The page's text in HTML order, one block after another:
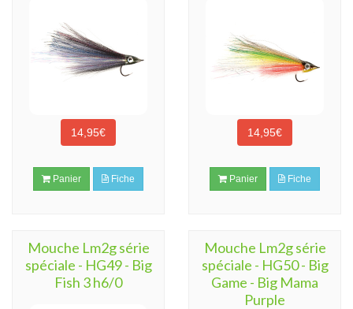
14,95€
Panier Fiche
14,95€
Panier Fiche
Mouche Lm2g série
spéciale - HG49 - Big
Fish 3 h6/0
Mouche Lm2g série
spéciale - HG50 - Big
Game - Big Mama
Purple